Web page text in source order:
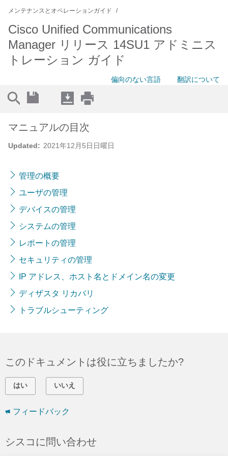
メンテナンスとオペレーションガイド
Cisco Unified Communications
Manager リリース 14SU1 アドミニス
トレーション ガイド
偏向のない言語 翻訳について
Updated: 2021年12月5日日曜日
マニュアルの目次
管理の概要
ユーザの管理
デバイスの管理
システムの管理
レポートの管理
セキュリティの管理
IP アドレス、ホスト名とドメイン名の変更
ディザスタ リカバリ
トラブルシューティング
このドキュメントは役に立ちましたか?
はい いいえ
フィードバック
シスコに問い合わせ